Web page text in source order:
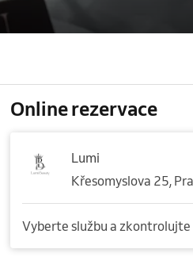
Online rezervace
Lumi
Křesomyslova 25,
Vyberte službu a